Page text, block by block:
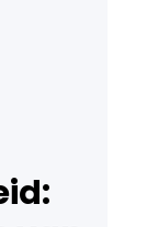
LED